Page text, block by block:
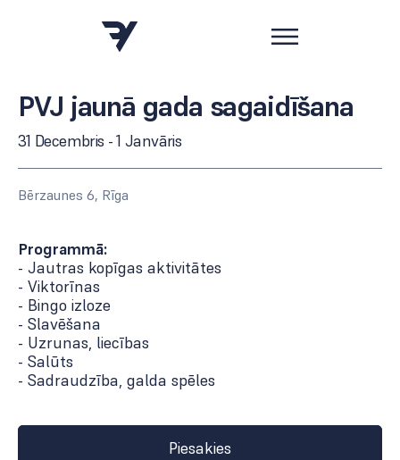
PVJ jaunā gada sagaidīšana
31 Decembris - 1 Janvāris
Bērzaunes 6, Rīga
Programmā:
- Jautras kopīgas aktivitātes
- Viktorīnas
- Bingo izloze
- Slavēšana
- Uzrunas, liecības
- Salūts
- Sadraudzība, galda spēles
Piesakies